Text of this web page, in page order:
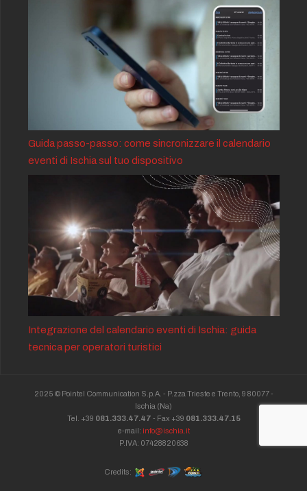
Guida passo-passo: come sincronizzare il calendario
eventi di Ischia sul tuo dispositivo
Integrazione del calendario eventi di Ischia: guida
tecnica per operatori turistici
2025 © Pointel Communication S.p.A. - P.zza Trieste e Trento, 9 80077 -
Ischia (Na)
Tel. +39 081.333.47.47 - Fax +39 081.333.47.15
e-mail: info@ischia.it
P.IVA: 07428820638
Credits: